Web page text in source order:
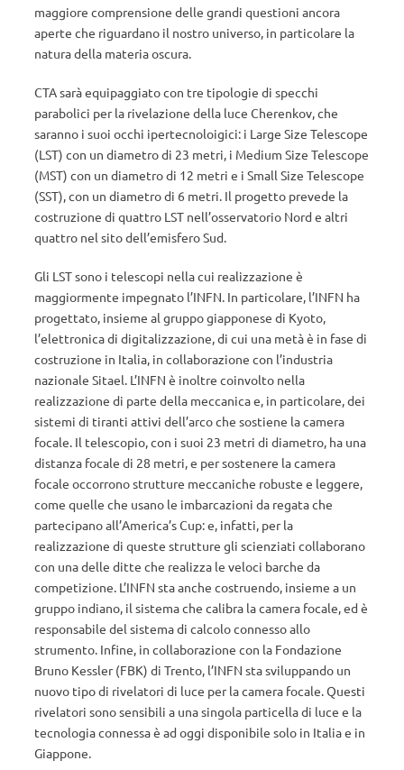
maggiore comprensione delle grandi questioni ancora
aperte che riguardano il nostro universo, in particolare la
natura della materia oscura.
CTA sarà equipaggiato con tre tipologie di specchi
parabolici per la rivelazione della luce Cherenkov, che
saranno i suoi occhi ipertecnoloigici: i Large Size Telescope
(LST) con un diametro di 23 metri, i Medium Size Telescope
(MST) con un diametro di 12 metri e i Small Size Telescope
(SST), con un diametro di 6 metri. Il progetto prevede la
costruzione di quattro LST nell’osservatorio Nord e altri
quattro nel sito dell’emisfero Sud.
Gli LST sono i telescopi nella cui realizzazione è
maggiormente impegnato l’INFN. In particolare, l’INFN ha
progettato, insieme al gruppo giapponese di Kyoto,
l’elettronica di digitalizzazione, di cui una metà è in fase di
costruzione in Italia, in collaborazione con l’industria
nazionale Sitael. L’INFN è inoltre coinvolto nella
realizzazione di parte della meccanica e, in particolare, dei
sistemi di tiranti attivi dell’arco che sostiene la camera
focale. Il telescopio, con i suoi 23 metri di diametro, ha una
distanza focale di 28 metri, e per sostenere la camera
focale occorrono strutture meccaniche robuste e leggere,
come quelle che usano le imbarcazioni da regata che
partecipano all’America’s Cup: e, infatti, per la
realizzazione di queste strutture gli scienziati collaborano
con una delle ditte che realizza le veloci barche da
competizione. L’INFN sta anche costruendo, insieme a un
gruppo indiano, il sistema che calibra la camera focale, ed è
responsabile del sistema di calcolo connesso allo
strumento. Infine, in collaborazione con la Fondazione
Bruno Kessler (FBK) di Trento, l’INFN sta sviluppando un
nuovo tipo di rivelatori di luce per la camera focale. Questi
rivelatori sono sensibili a una singola particella di luce e la
tecnologia connessa è ad oggi disponibile solo in Italia e in
Giappone.